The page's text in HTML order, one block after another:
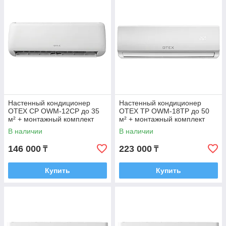
Настенный кондиционер
OTEX CP OWM-12CP до 35
м² + монтажный комплект
В наличии
146 000 ₸
Купить
Настенный кондиционер
OTEX TP OWM-18TP до 50
м² + монтажный комплект
В наличии
223 000 ₸
Купить